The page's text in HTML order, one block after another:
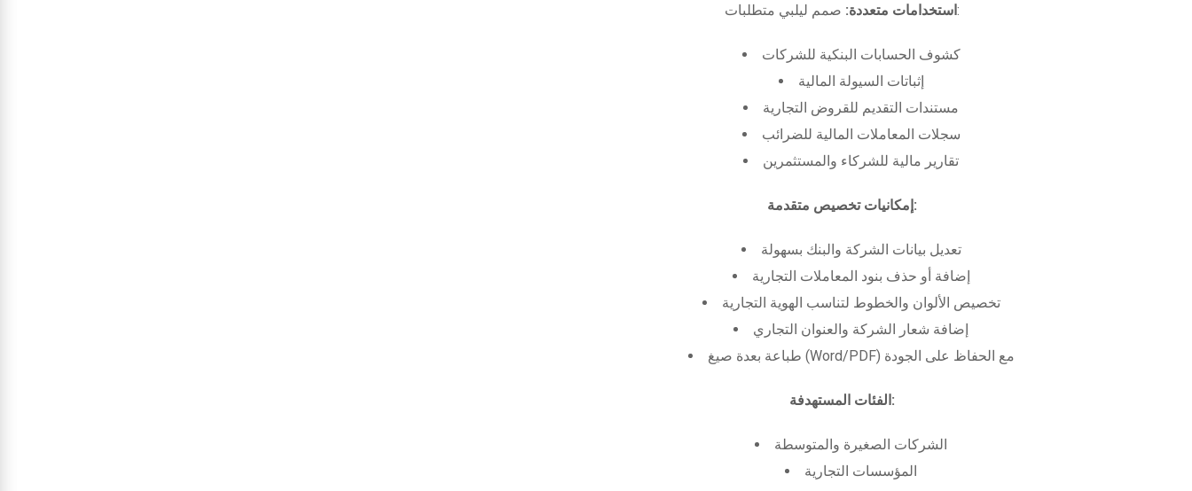
استخدامات متعددة:صمم ليلبي متطلبات:
كشوف الحسابات البنكية للشركات
إثباتات السيولة المالية
مستندات التقديم للقروض التجارية
سجلات المعاملات المالية للضرائب
تقارير مالية للشركاء والمستثمرين
إمكانيات تخصيص متقدمة:
تعديل بيانات الشركة والبنك بسهولة
إضافة أو حذف بنود المعاملات التجارية
تخصيص الألوان والخطوط لتناسب الهوية التجارية
إضافة شعار الشركة والعنوان التجاري
طباعة بعدة صيغ (Word/PDF) مع الحفاظ على الجودة
الفئات المستهدفة:
الشركات الصغيرة والمتوسطة
المؤسسات التجارية